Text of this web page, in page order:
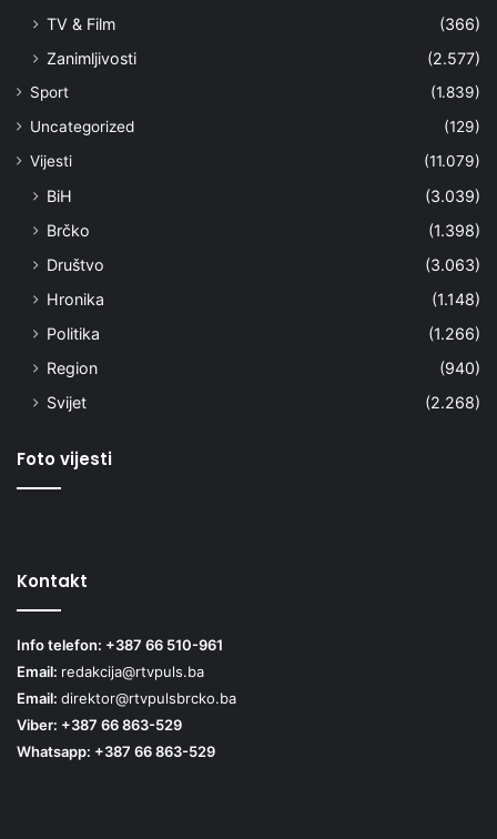
TV & Film
(366)
Zanimljivosti
(2.577)
Sport
(1.839)
Uncategorized
(129)
Vijesti
(11.079)
BiH
(3.039)
Brčko
(1.398)
Društvo
(3.063)
Hronika
(1.148)
Politika
(1.266)
Region
(940)
Svijet
(2.268)
Foto vijesti
Kontakt
Info telefon: +387 66 510-961
Email: redakcija@rtvpuls.ba
Email: direktor@rtvpulsbrcko.ba
Viber: +387 66 863-529
Whatsapp: +387 66 863-529